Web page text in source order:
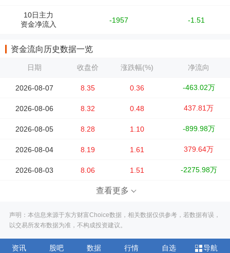
10日主力
资金净流入
-1957 -1.51
资金流向历史数据一览
日期 收盘价 涨跌幅(%) 净流向
2026-08-07 8.35 0.36 -463.02万
2026-08-06 8.32 0.48 437.81万
2026-08-05 8.28 1.10 -899.98万
2026-08-04 8.19 1.61 379.64万
2026-08-03 8.06 1.51 -2275.98万
查看更多
声明：本信息来源于东方财富Choice数据，相关数据仅供参考，若数据有误，
以交易所发布数据为准，不构成投资建议。
资讯 股吧 数据 行情 自选 导航